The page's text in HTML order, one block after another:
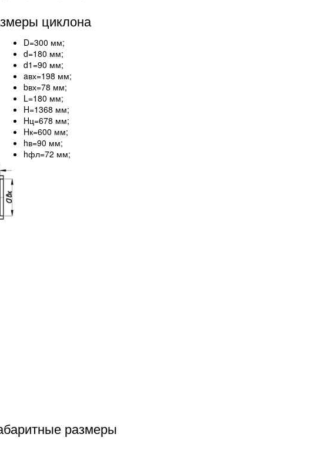
циклона
D=300 мм;
d=180 мм;
d1=90 мм;
aвх=198 мм;
bвх=78 мм;
L=180 мм;
H=1368 мм;
Hц=678 мм;
Hк=600 мм;
hв=90 мм;
hфл=72 мм;
размеры